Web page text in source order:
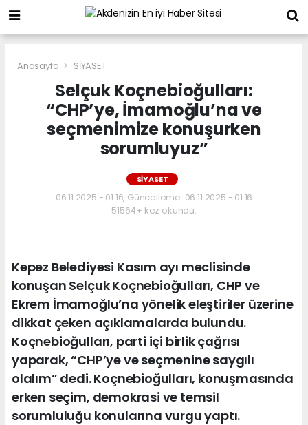
Anasayfa SİYASET
Selçuk Koçnebioğulları:
“CHP’ye, İmamoğlu’na ve
seçmenimize konuşurken
sorumluyuz”
SİYASET
06.11.2025 - 01:16, Güncelleme: 06.11.2025 - 01:16
51564+ kez okundu.
Kepez Belediyesi Kasım ayı meclisinde
konuşan Selçuk Koçnebioğulları, CHP ve
Ekrem İmamoğlu’na yönelik eleştiriler üzerine
dikkat çeken açıklamalarda bulundu.
Koçnebioğulları, parti içi birlik çağrısı
yaparak, “CHP’ye ve seçmenine saygılı
olalım” dedi. Koçnebioğulları, konuşmasında
erken seçim, demokrasi ve temsil
sorumluluğu konularına vurgu yaptı.